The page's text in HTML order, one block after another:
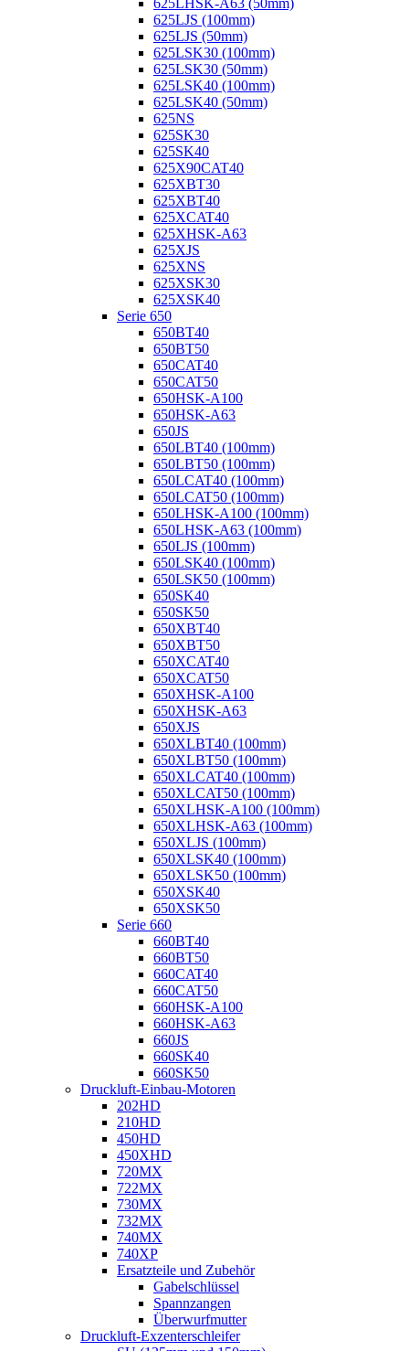
625LHSK-A63 (50mm)
625LJS (100mm)
625LJS (50mm)
625LSK30 (100mm)
625LSK30 (50mm)
625LSK40 (100mm)
625LSK40 (50mm)
625NS
625SK30
625SK40
625X90CAT40
625XBT30
625XBT40
625XCAT40
625XHSK-A63
625XJS
625XNS
625XSK30
625XSK40
Serie 650
650BT40
650BT50
650CAT40
650CAT50
650HSK-A100
650HSK-A63
650JS
650LBT40 (100mm)
650LBT50 (100mm)
650LCAT40 (100mm)
650LCAT50 (100mm)
650LHSK-A100 (100mm)
650LHSK-A63 (100mm)
650LJS (100mm)
650LSK40 (100mm)
650LSK50 (100mm)
650SK40
650SK50
650XBT40
650XBT50
650XCAT40
650XCAT50
650XHSK-A100
650XHSK-A63
650XJS
650XLBT40 (100mm)
650XLBT50 (100mm)
650XLCAT40 (100mm)
650XLCAT50 (100mm)
650XLHSK-A100 (100mm)
650XLHSK-A63 (100mm)
650XLJS (100mm)
650XLSK40 (100mm)
650XLSK50 (100mm)
650XSK40
650XSK50
Serie 660
660BT40
660BT50
660CAT40
660CAT50
660HSK-A100
660HSK-A63
660JS
660SK40
660SK50
Druckluft-Einbau-Motoren
202HD
210HD
450HD
450XHD
720MX
722MX
730MX
732MX
740MX
740XP
Ersatzteile und Zubehör
Gabelschlüssel
Spannzangen
Überwurfmutter
Druckluft-Exzenterschleifer